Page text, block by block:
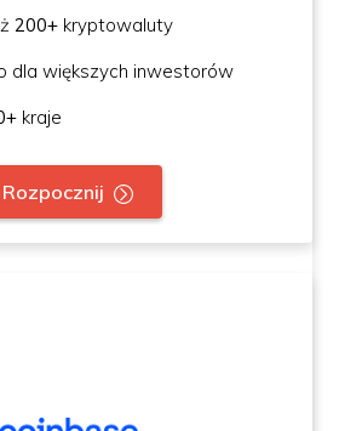
200+ kryptowaluty
dla większych inwestorów
kraje
Rozpocznij